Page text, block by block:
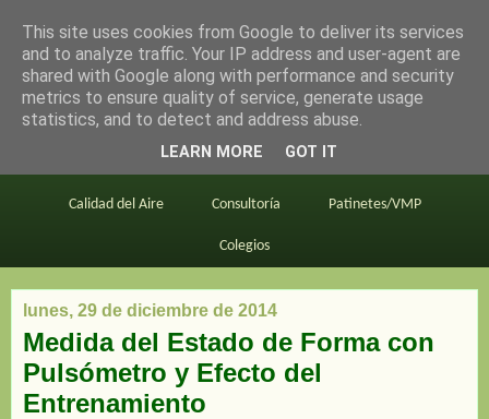
en bici por madrid
Este blog BiciMAD Primeros consejos
Calidad del Aire Consultoría Patinetes/VMP
Colegios
lunes, 29 de diciembre de 2014
Medida del Estado de Forma con
Pulsómetro y Efecto del
Entrenamiento
This site uses cookies from Google to deliver its services
and to analyze traffic. Your IP address and user-agent are
shared with Google along with performance and security
metrics to ensure quality of service, generate usage
statistics, and to detect and address abuse.
LEARN MORE GOT IT